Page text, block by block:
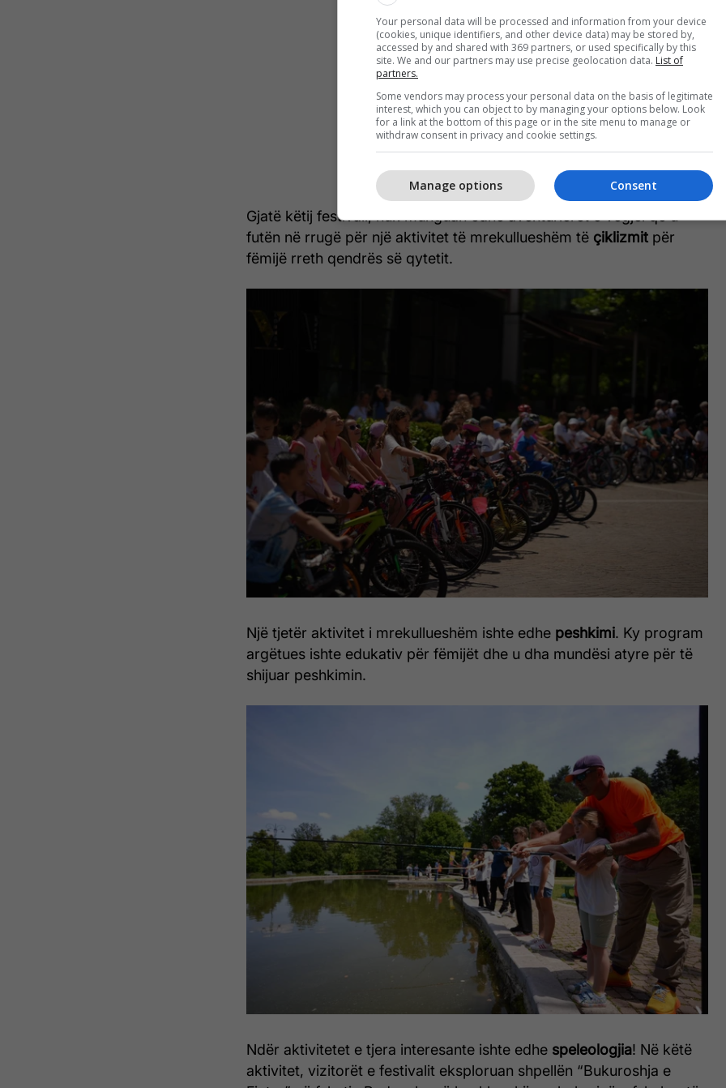
Gjatë këtij festivali, nuk munguan edhe aventurierët e vegjël që u
futën në rrugë për një aktivitet të mrekullueshëm të çiklizmit për
fëmijë rreth qendrës së qytetit.
Një tjetër aktivitet i mrekullueshëm ishte edhe peshkimi. Ky program
argëtues ishte edukativ për fëmijët dhe u dha mundësi atyre për të
shijuar peshkimin.
Ndër aktivitetet e tjera interesante ishte edhe speleologjia! Në këtë
aktivitet, vizitorët e festivalit eksploruan shpellën “Bukuroshja e
Your personal data will be processed and information from your device
(cookies, unique identifiers, and other device data) may be stored by,
accessed by and shared with 369 partners, or used specifically by this
site. We and our partners may use precise geolocation data. List of
partners.
Some vendors may process your personal data on the basis of legitimate
interest, which you can object to by managing your options below. Look
for a link at the bottom of this page or in the site menu to manage or
withdraw consent in privacy and cookie settings.
Consent
Manage options